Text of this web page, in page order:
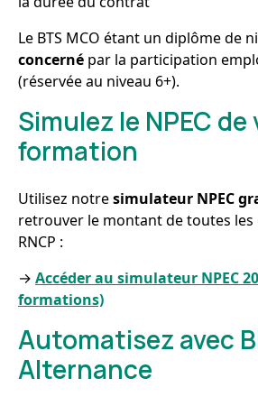
Le BTS MCO étant un diplôme de
concerné par la participation
(réservée au niveau 6+).
Simulez le NPEC
formation
Utilisez notresimulateur NPEC
retrouver le montant de toutes
RNCP :
→ Accéder au simulateur NPEC
formations)
Automatisez avec
Alternance